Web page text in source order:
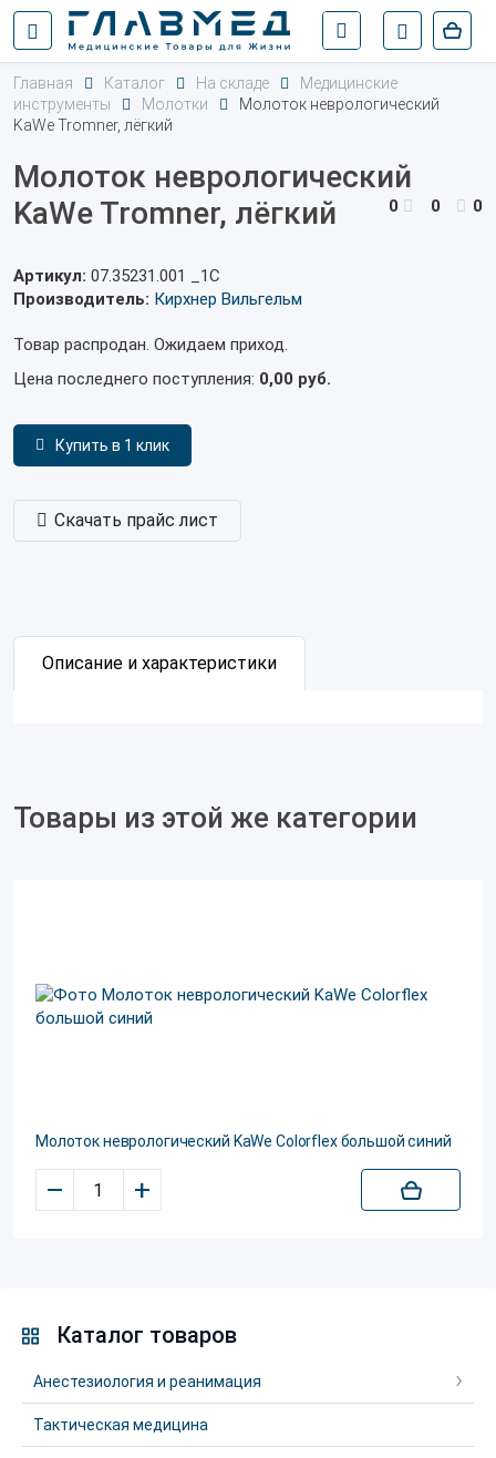
Главная Каталог На складе
Медицинские
инструменты
Молотки
Молоток неврологический
KaWe Tromner, лёгкий
Молоток неврологический
KaWe Tromner, лёгкий
0 0 0
Артикул: 07.35231.001 _1С
Производитель: Кирхнер Вильгельм
Товар распродан. Ожидаем приход.
Цена последнего поступления: 0,00 руб.
Купить в 1 клик
Скачать прайс лист
Описание и характеристики
Товары из этой же категории
Молоток неврологический KaWe Colorflex большой синий
– +
Каталог товаров
Анестезиология и реанимация
Тактическая медицина